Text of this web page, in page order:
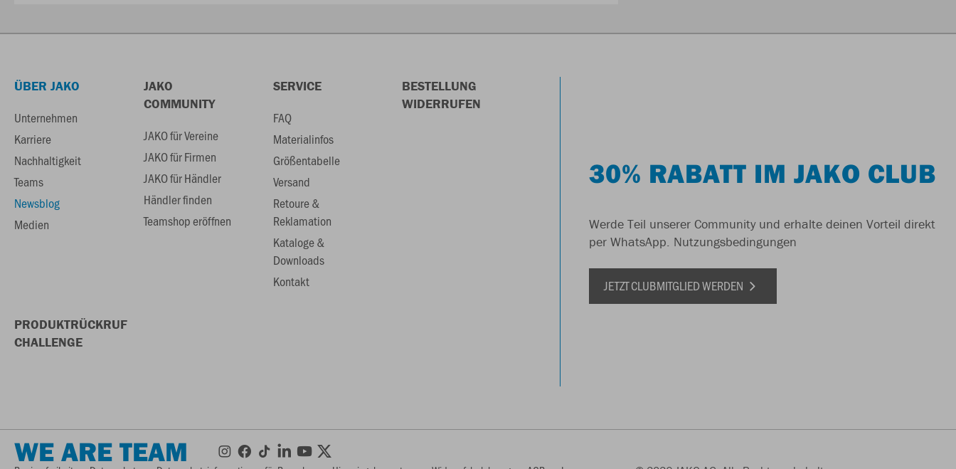
ÜBER JAKO
Unternehmen
Karriere
Nachhaltigkeit
Teams
Newsblog
Medien
JAKO
COMMUNITY
JAKO für Vereine
JAKO für Firmen
JAKO für Händler
Händler finden
Teamshop eröffnen
SERVICE
FAQ
Materialinfos
Größentabelle
Versand
Retoure &
Reklamation
Kataloge &
Downloads
Kontakt
BESTELLUNG
WIDERRUFEN
PRODUKTRÜCKRUF
CHALLENGE
30% RABATT IM JAKO CLUB
Werde Teil unserer Community und erhalte deinen Vorteil direkt
per WhatsApp. Nutzungsbedingungen
JETZT CLUBMITGLIED WERDEN
WE ARE TEAM